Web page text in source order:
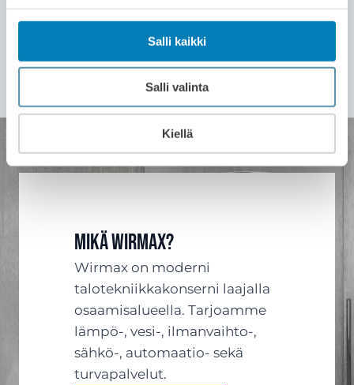
Salli kaikki
Salli valinta
Kiellä
pienemmistä sähkölaskuista. Wirmax
Mikä Wirmax?
Wirmax on moderni
talotekniikkakonserni laajalla
osaamisalueella. Tarjoamme
lämpö-, vesi-, ilmanvaihto-,
sähkö-, automaatio- sekä
turvapalvelut.